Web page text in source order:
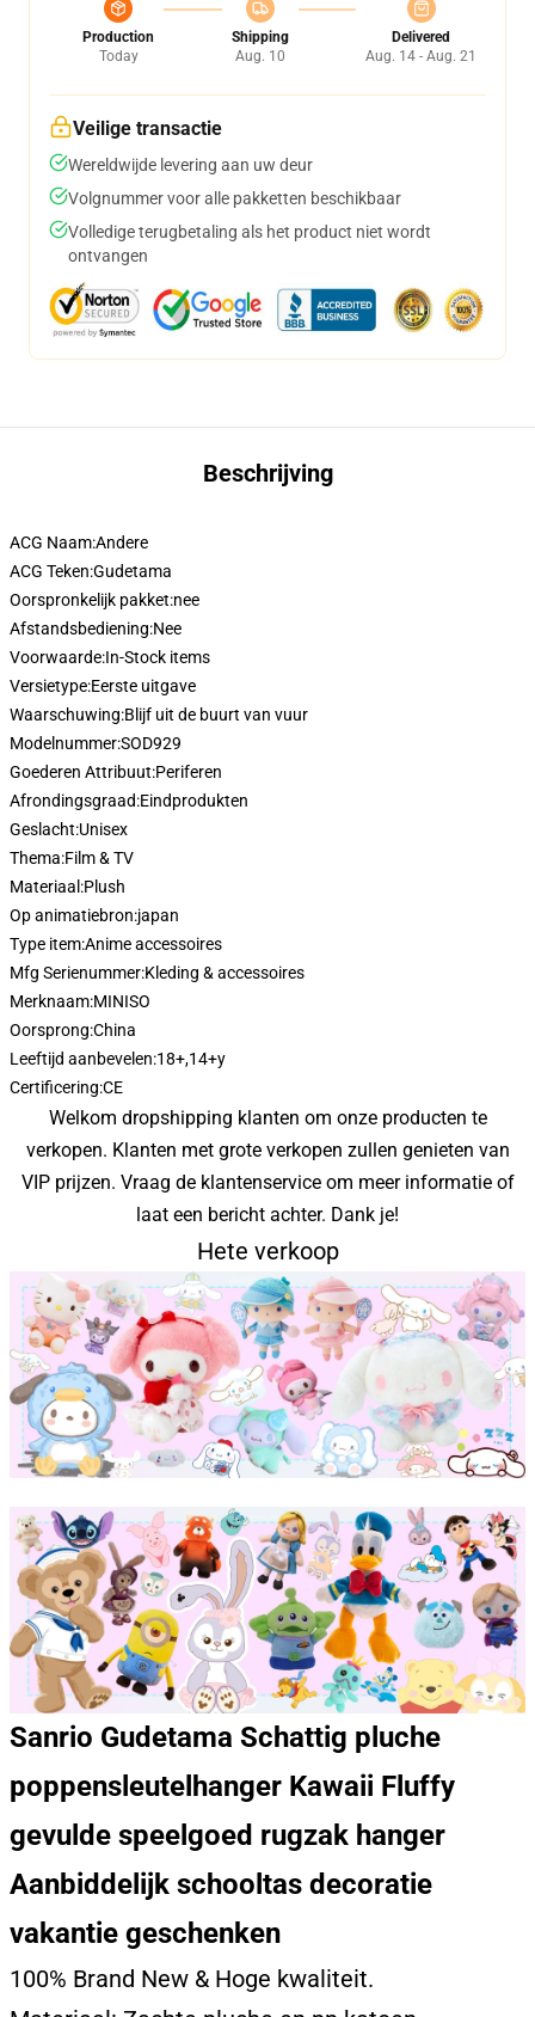
Production
Today
Shipping
Aug. 10
Delivered
Aug. 14 - Aug. 21
Veilige transactie
Wereldwijde levering aan uw deur
Volgnummer voor alle pakketten beschikbaar
Volledige terugbetaling als het product niet wordt
ontvangen
Beschrijving
ACG Naam:Andere
ACG Teken:Gudetama
Oorspronkelijk pakket:nee
Afstandsbediening:Nee
Voorwaarde:In-Stock items
Versietype:Eerste uitgave
Waarschuwing:Blijf uit de buurt van vuur
Modelnummer:SOD929
Goederen Attribuut:Periferen
Afrondingsgraad:Eindprodukten
Geslacht:Unisex
Thema:Film & TV
Materiaal:Plush
Op animatiebron:japan
Type item:Anime accessoires
Mfg Serienummer:Kleding & accessoires
Merknaam:MINISO
Oorsprong:China
Leeftijd aanbevelen:18+,14+y
Certificering:CE
Welkom dropshipping klanten om onze producten te
verkopen. Klanten met grote verkopen zullen genieten van
VIP prijzen. Vraag de klantenservice om meer informatie of
laat een bericht achter. Dank je!
Hete verkoop
Sanrio Gudetama Schattig pluche
poppensleutelhanger Kawaii Fluffy
gevulde speelgoed rugzak hanger
Aanbiddelijk schooltas decoratie
vakantie geschenken
100% Brand New & Hoge kwaliteit.